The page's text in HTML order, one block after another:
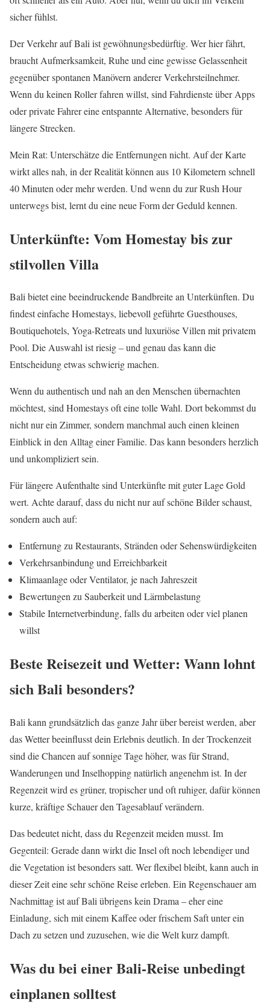
sicher fühlst.
Der Verkehr auf Bali ist gewöhnungsbedürftig. Wer hier fährt,
braucht Aufmerksamkeit, Ruhe und eine gewisse Gelassenheit
gegenüber spontanen Manövern anderer Verkehrsteilnehmer.
Wenn du keinen Roller fahren willst, sind Fahrdienste über Apps
oder private Fahrer eine entspannte Alternative, besonders für
längere Strecken.
Mein Rat: Unterschätze die Entfernungen nicht. Auf der Karte
wirkt alles nah, in der Realität können aus 10 Kilometern schnell
40 Minuten oder mehr werden. Und wenn du zur Rush Hour
unterwegs bist, lernt du eine neue Form der Geduld kennen.
Unterkünfte: Vom Homestay bis zur
stilvollen Villa
Bali bietet eine beeindruckende Bandbreite an Unterkünften. Du
findest einfache Homestays, liebevoll geführte Guesthouses,
Boutiquehotels, Yoga-Retreats und luxuriöse Villen mit privatem
Pool. Die Auswahl ist riesig – und genau das kann die
Entscheidung etwas schwierig machen.
Wenn du authentisch und nah an den Menschen übernachten
möchtest, sind Homestays oft eine tolle Wahl. Dort bekommst du
nicht nur ein Zimmer, sondern manchmal auch einen kleinen
Einblick in den Alltag einer Familie. Das kann besonders herzlich
und unkompliziert sein.
Für längere Aufenthalte sind Unterkünfte mit guter Lage Gold
wert. Achte darauf, dass du nicht nur auf schöne Bilder schaust,
sondern auch auf:
Entfernung zu Restaurants, Stränden oder Sehenswürdigkeiten
Verkehrsanbindung und Erreichbarkeit
Klimaanlage oder Ventilator, je nach Jahreszeit
Bewertungen zu Sauberkeit und Lärmbelastung
Stabile Internetverbindung, falls du arbeiten oder viel planen
willst
Beste Reisezeit und Wetter: Wann lohnt
sich Bali besonders?
Bali kann grundsätzlich das ganze Jahr über bereist werden, aber
das Wetter beeinflusst dein Erlebnis deutlich. In der Trockenzeit
sind die Chancen auf sonnige Tage höher, was für Strand,
Wanderungen und Inselhopping natürlich angenehm ist. In der
Regenzeit wird es grüner, tropischer und oft ruhiger, dafür können
kurze, kräftige Schauer den Tagesablauf verändern.
Das bedeutet nicht, dass du Regenzeit meiden musst. Im
Gegenteil: Gerade dann wirkt die Insel oft noch lebendiger und
die Vegetation ist besonders satt. Wer flexibel bleibt, kann auch in
dieser Zeit eine sehr schöne Reise erleben. Ein Regenschauer am
Nachmittag ist auf Bali übrigens kein Drama – eher eine
Einladung, sich mit einem Kaffee oder frischem Saft unter ein
Dach zu setzen und zuzusehen, wie die Welt kurz dampft.
Was du bei einer Bali-Reise unbedingt
einplanen solltest